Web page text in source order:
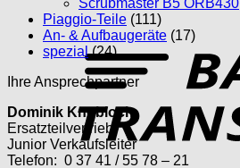
Scrubmaster B5 ORB430
Piaggio-Teile (111)
An- & Aufbaugeräte (17)
spezial (24)
Ihre Ansprechpartner
Dominik Knobloch
Ersatzteilvertrieb
Junior Verkaufsleiter
Telefon: 0 37 41 / 55 78 – 21